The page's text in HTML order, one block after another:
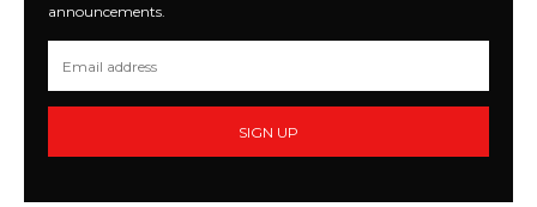
announcements.
SIGN UP